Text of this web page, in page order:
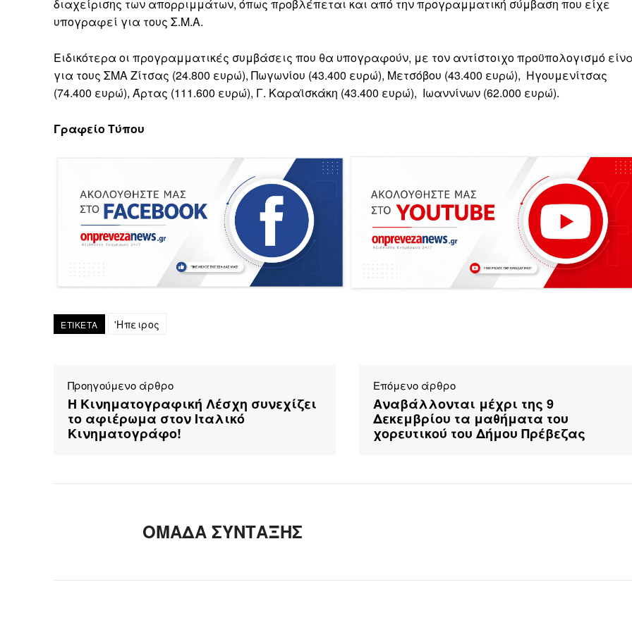
διαχείρισης των απορριμμάτων, όπως προβλέπεται και από την προγραμματική σύμβαση που είχε
υπογραφεί για τους Σ.Μ.Α.
Ειδικότερα οι προγραμματικές συμβάσεις που θα υπογραφούν, με τον αντίστοιχο προϋπολογισμό
για τους ΣΜΑ Ζίτσας (24.800 ευρώ), Πωγωνίου (43.400 ευρώ), Μετσόβου (43.400 ευρώ), Ηγουμενίτσας
(74.400 ευρώ), Άρτας (111.600 ευρώ), Γ. Καραϊσκάκη (43.400 ευρώ), Ιωαννίνων (62.000 ευρώ).
Γραφείο Τύπου
ΕΤΙΚΕΤΑ 'Ηπειρος
Προηγούμενο άρθρο
Η Kινηματογραφική Λέσχη συνεχίζει
το αφιέρωμα στον Ιταλικό
Κινηματογράφο!
Επόμενο άρθρο
Αναβάλλονται μέχρι της 9
Δεκεμβρίου τα μαθήματα του
χορευτικού του Δήμου Πρέβεζας
ΟΜΑΔΑ ΣΥΝΤΑΞΗΣ